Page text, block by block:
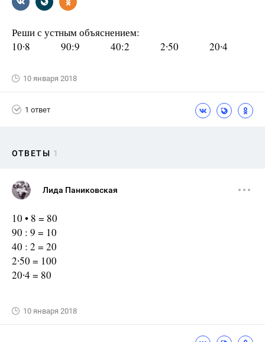
Реши с устным объяснением:
10∙8 90:9 40:2 2∙50 20∙4
10 января 2018
1 ответ
ОТВЕТЫ 1
Лида Паниковская
10 • 8 = 80
90 : 9 = 10
40 : 2 = 20
2∙50 = 100
20∙4 = 80
10 января 2018